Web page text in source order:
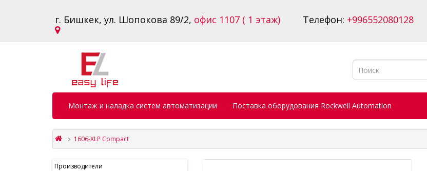
г. Бишкек, ул. Шопокова 89/2, офис 1107 ( 1 этаж) Телефон: +996552080128
Монтаж и наладка систем автоматизации Поставка оборудования Rockwell Automation
1606-XLP Compact
Производители